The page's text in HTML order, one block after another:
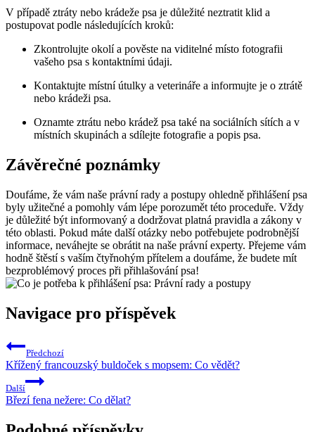
V případě ztráty nebo krádeže psa je důležité neztratit klid a
postupovat podle následujících kroků:
Zkontrolujte okolí a pověste na viditelné místo fotografii
vašeho psa s kontaktními údaji.
Kontaktujte místní útulky a veterináře a informujte je o ztrátě
nebo krádeži psa.
Oznamte ztrátu nebo krádež psa také na sociálních sítích a v
místních skupinách a sdílejte fotografie a popis psa.
Závěrečné poznámky
Doufáme, že vám naše právní rady a postupy ohledně přihlášení psa
byly užitečné a pomohly vám lépe porozumět této proceduře. Vždy
je důležité být informovaný a dodržovat platná pravidla a zákony v
této oblasti. Pokud máte další otázky nebo potřebujete podrobnější
informace, neváhejte se obrátit na naše právní experty. Přejeme vám
hodně štěstí s vaším čtyřnohým přítelem a doufáme, že budete mít
bezproblémový proces při přihlašování psa!
Navigace pro příspěvek
Předchozí
Křížený francouzský buldoček s mopsem: Co vědět?
Další
Březí fena nežere: Co dělat?